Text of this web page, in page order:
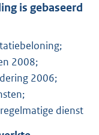
is gebaseerd
2008;
2006;
dienst